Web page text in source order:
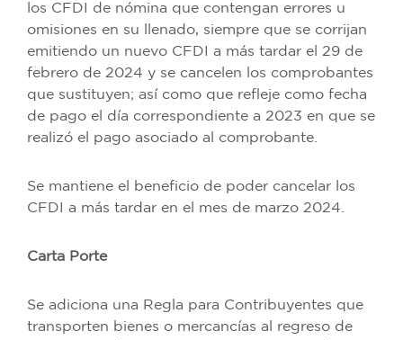
los CFDI de nómina que contengan errores u
omisiones en su llenado, siempre que se corrijan
emitiendo un nuevo CFDI a más tardar el 29 de
febrero de 2024 y se cancelen los comprobantes
que sustituyen; así como que refleje como fecha
de pago el día correspondiente a 2023 en que se
realizó el pago asociado al comprobante.
Se mantiene el beneficio de poder cancelar los
CFDI a más tardar en el mes de marzo 2024.
Carta Porte
Se adiciona una Regla para Contribuyentes que
transporten bienes o mercancías al regreso de